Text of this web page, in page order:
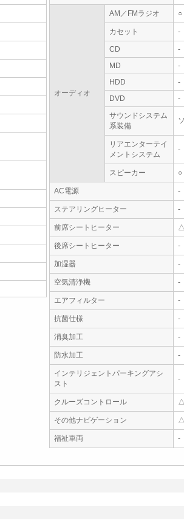
オーディオ
AM／FMラジオ ○
カセット -
CD
-
MD
-
HDD
-
DVD
-
サウンドシステム
系装備
リアエンターテイ
メントシステム
-
スピーカー ○
AC電源 -
ステアリングヒーター -
前席シートヒーター
後席シートヒーター -
加湿器 -
空気清浄機 -
エアフィルター -
抗菌仕様 -
消臭加工 -
防水加工 -
インテリジェントパーキングアシ
スト
-
クルーズコントロール
その他ナビゲーション
福祉車両
-